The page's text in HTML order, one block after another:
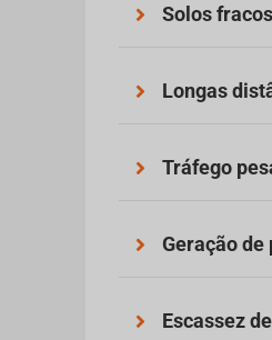
Solos
Longas
Tráfego
Geração de
Escassez